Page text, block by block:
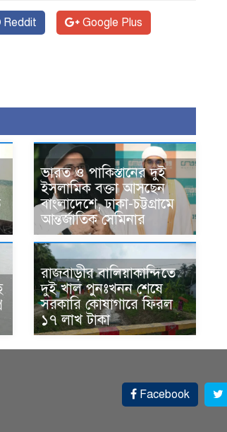
Reddit Google Plus
ভারত ও পাকিস্তানের দুই
ইসলামিক বক্তা আসছেন
বাংলাদেশে, ঢাকা-চট্টগ্রামে
আন্তর্জাতিক সেমিনার
রাজবাড়ীর বালিয়াকান্দিতে
দুই খাল পুনঃখনন শেষে
সরকারি কোষাগারে ফিরল
১৭ লাখ টাকা
Facebook